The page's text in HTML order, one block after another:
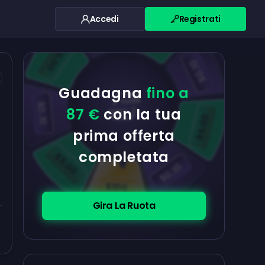
Accedi Registrati
Guadagna fino a
87 € con la tua
prima offerta
completata
Gira La Ruota
$100
$5.00
$5.00
$0.10 $5.00